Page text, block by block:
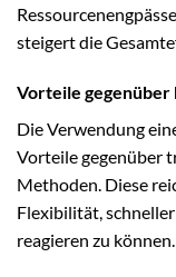
steigert die
Vorteile
Die Verwendung
Vorteile gegenüber
Methoden. Diese
Flexibilität,
reagieren zu können.